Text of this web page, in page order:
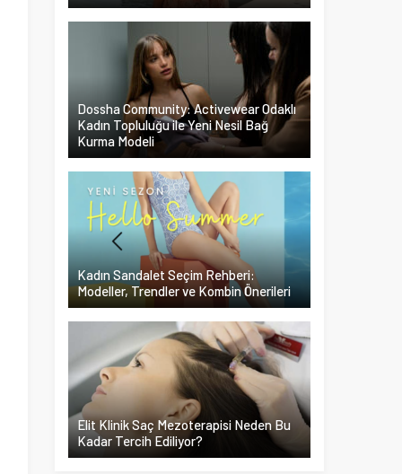
Dossha Community: Activewear Odaklı
Kadın Topluluğu ile Yeni Nesil Bağ
Kurma Modeli
Kadın Sandalet Seçim Rehberi:
Modeller, Trendler ve Kombin Önerileri
Elit Klinik Saç Mezoterapisi Neden Bu
Kadar Tercih Ediliyor?